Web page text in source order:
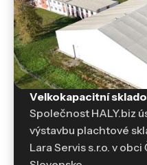
Skladovací haly a sklady
Velkokapacitní
Společnost HALY.biz
výstavbu plachtové
Lara Servis s.r.o. v